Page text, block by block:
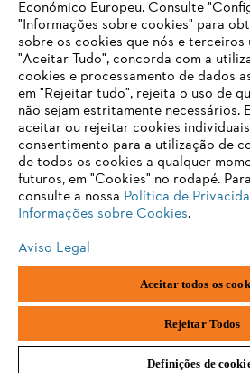
Sistema de denúncia
Política de privacidade
ANDREAS STIHL AG & Co. KG ©2023
Económico Europeu. Consulte
"Informações sobre cookies" para
sobre os cookies que nós e terceiros
"Aceitar Tudo", concorda com a
cookies e processamento de dados
em "Rejeitar tudo", rejeita o uso de
não sejam estritamente necessários.
aceitar ou rejeitar cookies
consentimento para a utilização de
de todos os cookies a qualquer
futuros, em "Cookies" no rodapé.
consulte a nossa Política de
Informações sobre Cookies.
Aviso Legal
Aceitar todos os
Rejeitar Todos
Definições de